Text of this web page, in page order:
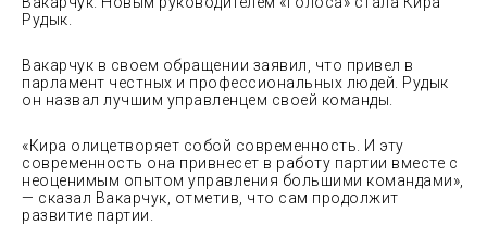
Рудык.
Вакарчук в своем обращении заявил, что привел в
парламент честных и профессиональных людей. Рудык
он назвал лучшим управленцем своей команды.
«Кира олицетворяет собой современность. И эту
современность она привнесет в работу партии вместе с
неоценимым опытом управления большими командами»,
— сказал Вакарчук, отметив, что сам продолжит
развитие партии.